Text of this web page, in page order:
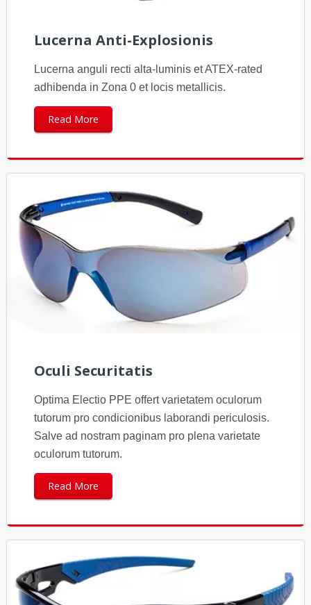
Lucerna Anti-Explosionis
Lucerna anguli recti alta-luminis et ATEX-rated
adhibenda in Zona 0 et locis metallicis.
Read More
Oculi Securitatis
Optima Electio PPE offert varietatem oculorum
tutorum pro condicionibus laborandi periculosis.
Salve ad nostram paginam pro plena varietate
oculorum tutorum.
Read More